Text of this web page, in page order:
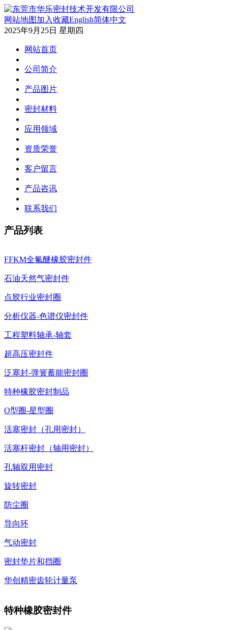
网站地图加入收藏English简体中文
2025年9月25日 星期四
网站首页
公司简介
产品图片
密封材料
应用领域
资质荣誉
客户留言
产品咨讯
联系我们
产品列表
FFKM全氟醚橡胶密封件
石油天然气密封件
点胶行业密封圈
分析仪器-色谱仪密封件
工程塑料轴承-轴套
超高压密封件
泛塞封-弹簧蓄能密封圈
特种橡胶密封制品
O型圈-星型圈
活塞密封（孔用密封）
活塞杆密封（轴用密封）
孔轴双用密封
旋转密封
防尘圈
导向环
气动密封
密封垫片和挡圈
华创精密齿轮计量泵
特种橡胶密封件